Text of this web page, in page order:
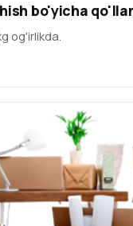
bo'yicha
og'irlikda.